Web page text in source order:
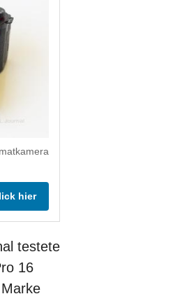
hier
testete
16